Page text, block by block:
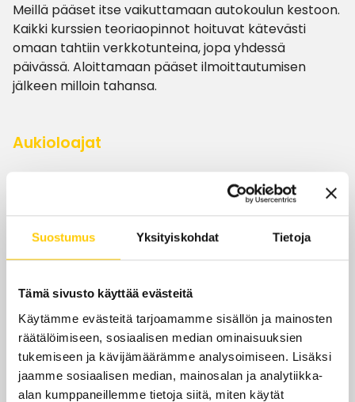
Suostumus Yksityiskohdat Tietoja
Tämä sivusto käyttää evästeitä
Käytämme evästeitä tarjoamamme sisällön ja mainosten
räätälöimiseen, sosiaalisen median ominaisuuksien
tukemiseen ja kävijämäärämme analysoimiseen. Lisäksi
jaamme sosiaalisen median, mainosalan ja analytiikka-
alan kumppaneillemme tietoja siitä, miten käytät
Meillä pääset itse vaikuttamaan autokoulun kestoon.
Kaikki kurssien teoriaopinnot hoituvat kätevästi
omaan tahtiin verkkotunteina, jopa yhdessä
päivässä. Aloittamaan pääset ilmoittautumisen
jälkeen milloin tahansa.
Aukioloajat
ma-pe
7–21
su
Yhteystiedot
Epicautokoulu.fi/kempele
kempele@epicautokoulu.fi